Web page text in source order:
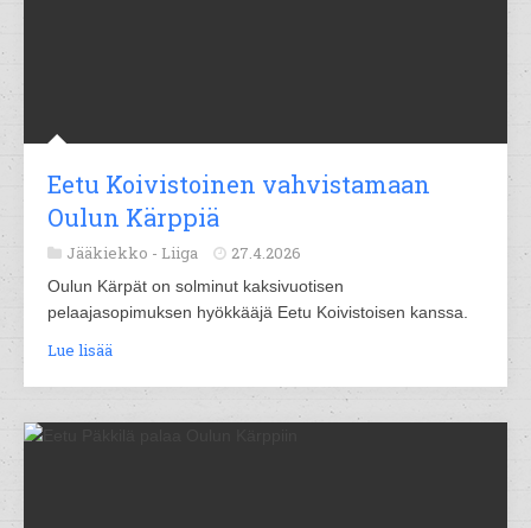
Eetu Koivistoinen vahvistamaan
Oulun Kärppiä
Jääkiekko - Liiga 27.4.2026
Oulun Kärpät on solminut kaksivuotisen
pelaajasopimuksen hyökkääjä Eetu Koivistoisen kanssa.
Lue lisää